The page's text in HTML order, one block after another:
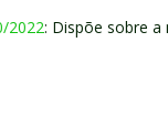
2022: Dispõe sobre a